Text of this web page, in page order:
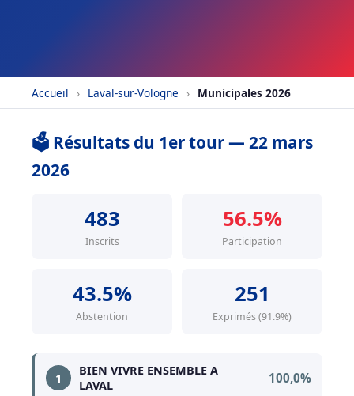
Accueil › Laval-sur-Vologne › Municipales 2026
🗳️ Résultats du 1er tour — 22 mars
2026
483
Inscrits
56.5%
Participation
43.5%
Abstention
251
Exprimés (91.9%)
1
BIEN VIVRE ENSEMBLE A
LAVAL
100,0%